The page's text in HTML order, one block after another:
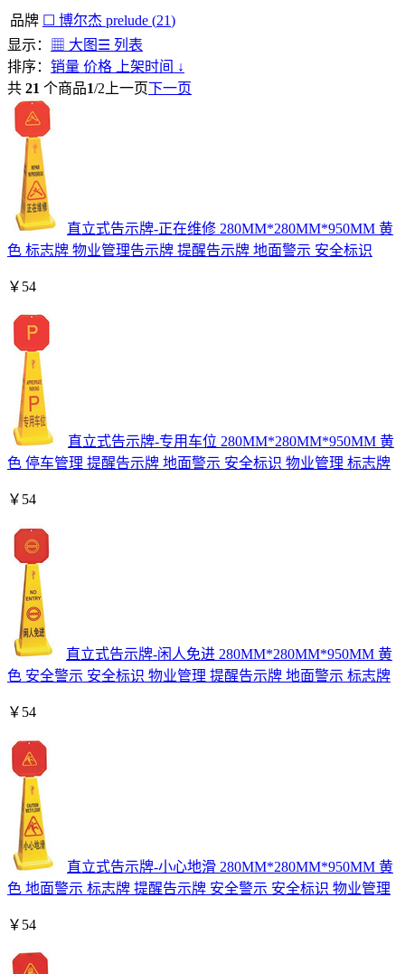
品牌 ☐ 博尔杰 prelude (21)
显示：
▦ 大图 ☰ 列表
排序： 销量 价格 上架时间 ↓
共 21 个商品1/2 上一页下一页
直立式告示牌-正在维修 280MM*280MM*950MM 黄
色 标志牌 物业管理告示牌 提醒告示牌 地面警示 安全标识
￥ 54
直立式告示牌-专用车位 280MM*280MM*950MM 黄
色 停车管理 提醒告示牌 地面警示 安全标识 物业管理 标志牌
￥ 54
直立式告示牌-闲人免进 280MM*280MM*950MM 黄
色 安全警示 安全标识 物业管理 提醒告示牌 地面警示 标志牌
￥ 54
直立式告示牌-小心地滑 280MM*280MM*950MM 黄
色 地面警示 标志牌 提醒告示牌 安全警示 安全标识 物业管理
￥ 54